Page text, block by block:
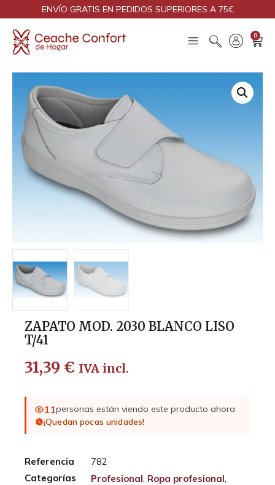
ENVÍO GRATIS EN PEDIDOS SUPERIORES A 75€
0
ZAPATO MOD. 2030 BLANCO LISO
T/41
31,39 € IVA incl.
11personas están viendo este producto ahora
¡Quedan pocas unidades!
Referencia
782
Categorías
Profesional Ropa profesional